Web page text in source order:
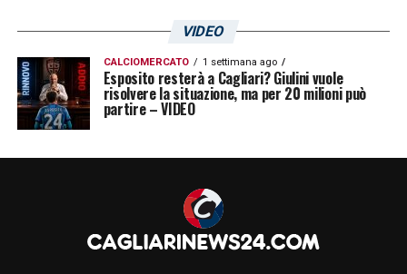
VIDEO
CALCIOMERCATO 1 settimana ago
Esposito resterà a Cagliari? Giulini vuole
risolvere la situazione, ma per 20 milioni può
partire – VIDEO